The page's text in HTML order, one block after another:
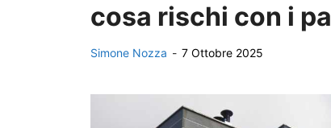
cosa rischi con i
Simone Nozza - 7 Ottobre 2025